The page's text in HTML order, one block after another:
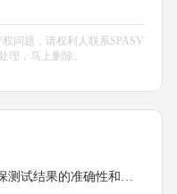
问题，请权利人联系SPASV
理，马上删除。
P-One 在进行性能测试时，如何确保测试结果的准确性和可靠性？